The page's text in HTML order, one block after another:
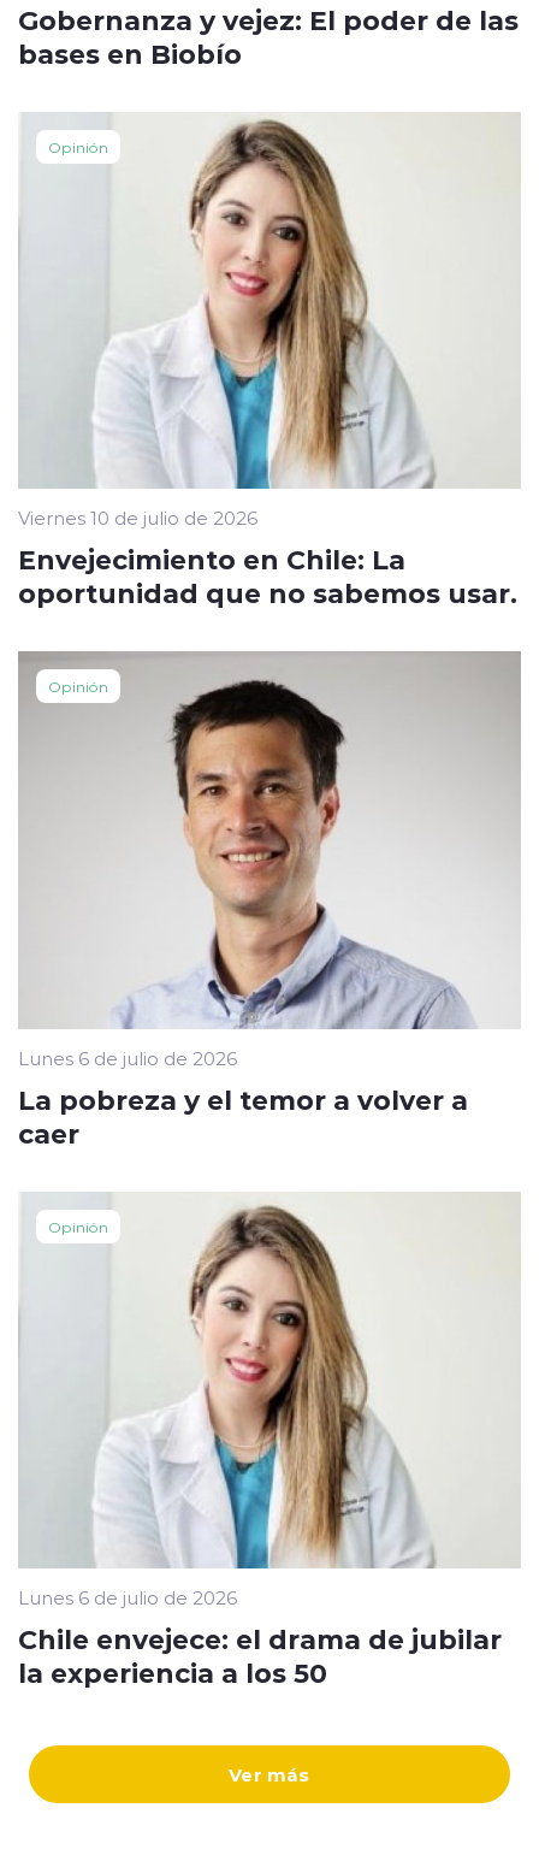
Ver más
Gobernanza y vejez: El poder de las
bases en Biobío
Opinión
Viernes 10 de julio de 2026
Envejecimiento en Chile: La
oportunidad que no sabemos usar.
Opinión
Lunes 6 de julio de 2026
La pobreza y el temor a volver a
caer
Opinión
Lunes 6 de julio de 2026
Chile envejece: el drama de jubilar
la experiencia a los 50